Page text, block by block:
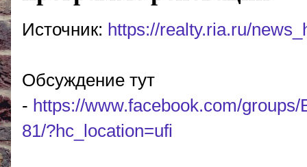
Источник: https://realty.ria.ru/
Обсуждение тут
- https://www.facebook.com/
81/?hc_location=ufi